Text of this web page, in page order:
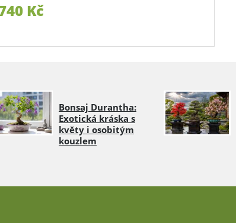
Kč
Bonsaj Durantha:
Exotická kráska s
květy i osobitým
kouzlem